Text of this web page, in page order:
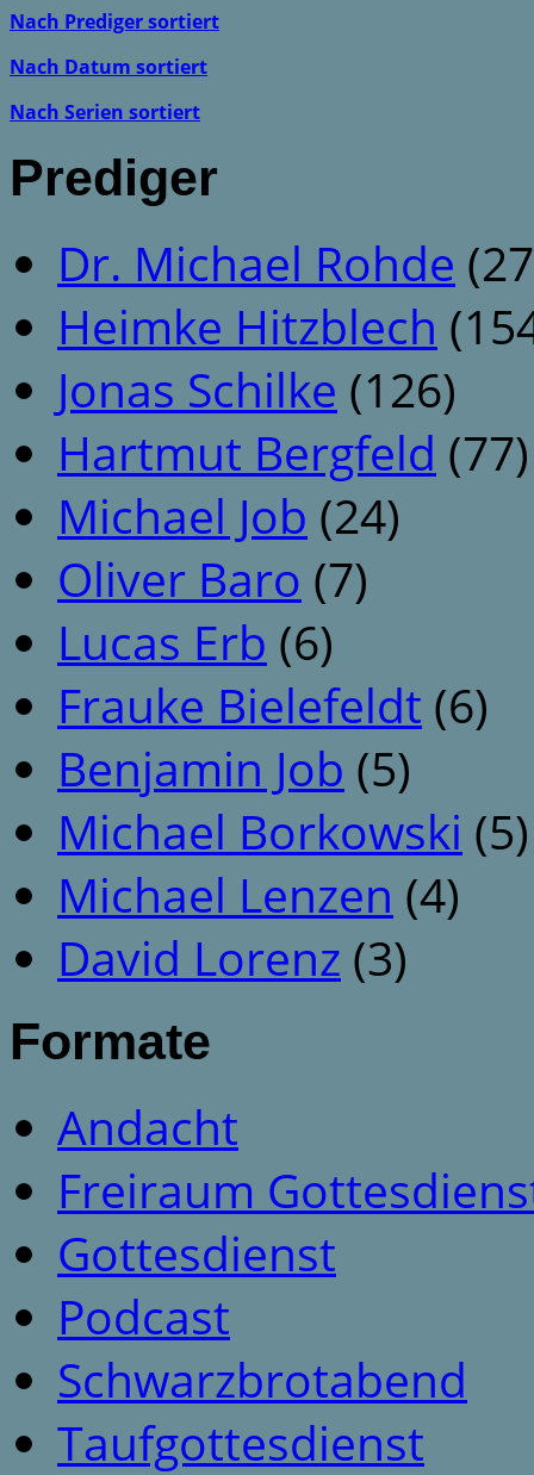
Nach Prediger sortiert
Nach Datum sortiert
Nach Serien sortiert
Prediger
Dr. Michael Rohde
Heimke Hitzblech
Jonas Schilke (126)
Hartmut Bergfeld (77)
Michael Job (24)
Oliver Baro (7)
Lucas Erb (6)
Frauke Bielefeldt (6)
Benjamin Job (5)
Michael Borkowski (5)
Michael Lenzen (4)
David Lorenz (3)
Formate
Andacht
Freiraum
Gottesdienst
Podcast
Schwarzbrotabend
Taufgottesdienst